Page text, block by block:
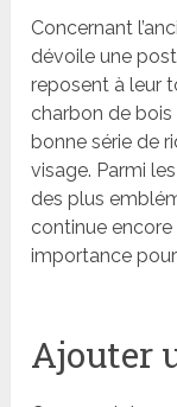
Concernant
dévoile une
reposent à leur
charbon de bois
bonne série de
visage. Parmi les
des plus
continue encore
importance
Ajouter